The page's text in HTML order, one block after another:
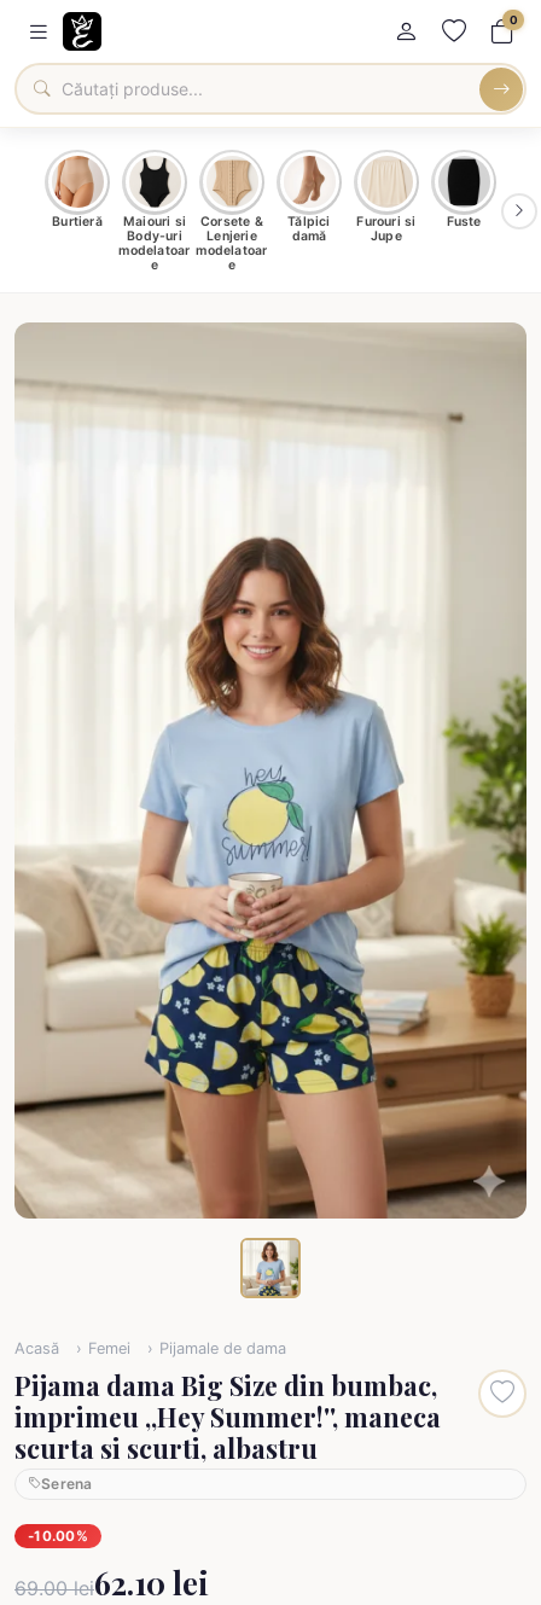
0
Burtieră
Maiouri si
Body-uri
modelatoar
e
Corsete &
Lenjerie
modelatoar
e
Tălpici
damă
Furouri si
Jupe
Fuste
Acasă Femei Pijamale de dama
Pijama dama Big Size din bumbac,
imprimeu ,,Hey Summer!'', maneca
scurta si scurti, albastru
Serena
-10.00%
69.00 lei62.10 lei